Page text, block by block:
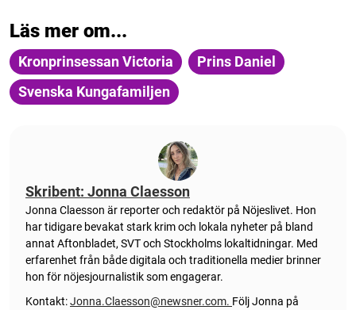
Läs mer om...
Kronprinsessan Victoria
Prins Daniel
Svenska Kungafamiljen
Skribent: Jonna Claesson
Jonna Claesson är reporter och redaktör på Nöjeslivet. Hon
har tidigare bevakat stark krim och lokala nyheter på bland
annat Aftonbladet, SVT och Stockholms lokaltidningar. Med
erfarenhet från både digitala och traditionella medier brinner
hon för nöjesjournalistik som engagerar.
Kontakt:Jonna.Claesson@newsner.com. Följ Jonna på